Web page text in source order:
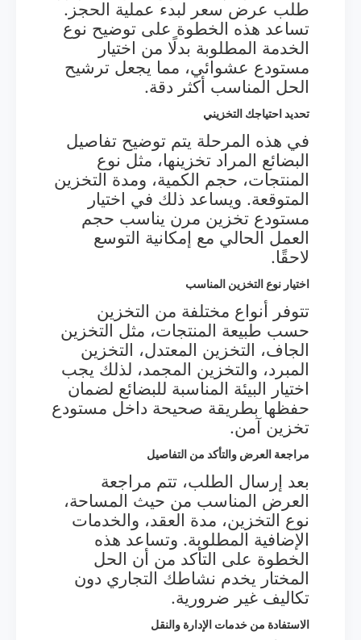
طلب عرض سعر لبدء عملية الحجز.
تساعد هذه الخطوة على توضيح نوع
الخدمة المطلوبة بدلًا من اختيار
مستودع عشوائي، مما يجعل ترشيح
الحل المناسب أكثر دقة.
تحديد احتياجك التخزيني
في هذه المرحلة يتم توضيح تفاصيل
البضائع المراد تخزينها، مثل نوع
المنتجات، حجم الكمية، ومدة التخزين
المتوقعة. ويساعد ذلك في اختيار
مستودع تخزين مرن يناسب حجم
العمل الحالي مع إمكانية التوسع
لاحقًا.
اختيار نوع التخزين المناسب
تتوفر أنواع مختلفة من التخزين
حسب طبيعة المنتجات، مثل التخزين
الجاف، التخزين المعتدل، التخزين
المبرد، والتخزين المجمد، لذلك يجب
اختيار البيئة المناسبة للبضائع لضمان
حفظها بطريقة صحيحة داخل مستودع
تخزين آمن.
مراجعة العرض والتأكد من التفاصيل
بعد إرسال الطلب، تتم مراجعة
العرض المناسب من حيث المساحة،
نوع التخزين، مدة العقد، والخدمات
الإضافية المطلوبة. وتساعد هذه
الخطوة على التأكد من أن الحل
المختار يخدم نشاطك التجاري دون
تكاليف غير ضرورية.
الاستفادة من خدمات الإدارة والنقل